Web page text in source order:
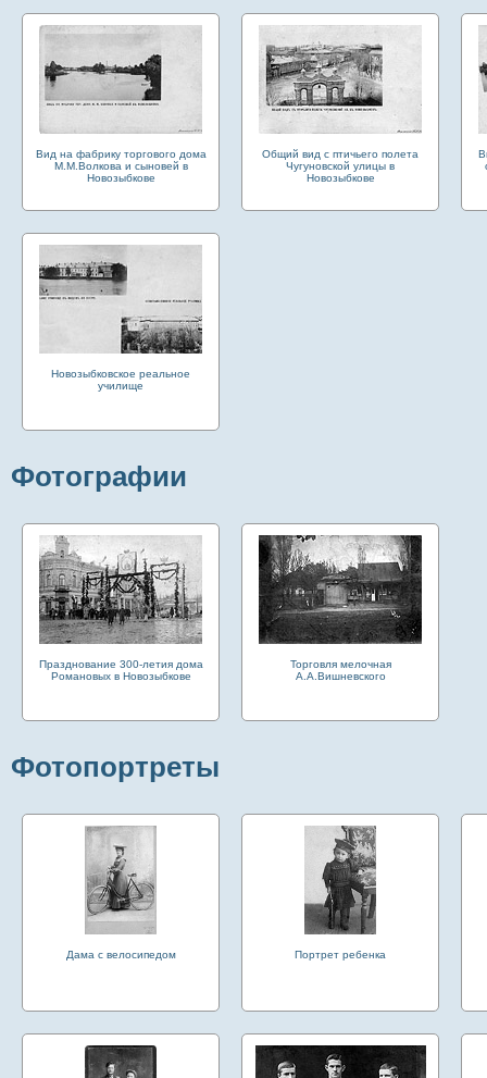
Вид на фабрику торгового дома
М.М.Волкова и сыновей в
Новозыбкове
Общий вид с птичьего полета
Чугуновской улицы в
Новозыбкове
Новозыбковское реальное
училище
Фотографии
Празднование 300-летия дома
Романовых в Новозыбкове
Торговля мелочная
А.А.Вишневского
Фотопортреты
Дама с велосипедом Портрет ребенка